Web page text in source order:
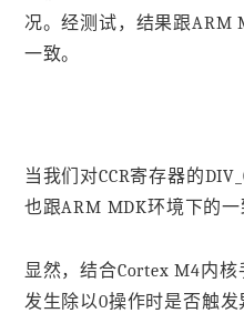
况。经测试，结果跟ARM
一致。
当我们对CCR寄存器的
也跟ARM MDK环境下的一
显然，结合Cortex M4内
发生除以0操作时是否触